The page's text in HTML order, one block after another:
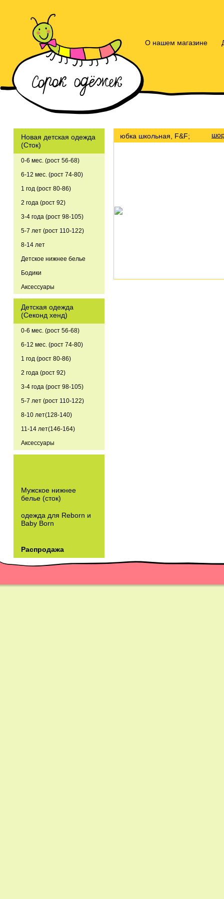
О нашем магазине
Новая детская одежда
(Сток)
0-6 мес. (рост 56-68)
6-12 мес. (рост 74-80)
1 год (рост 80-86)
2 года (рост 92)
3-4 года (рост 98-105)
5-7 лет (рост 110-122)
8-14 лет
Детское нижнее белье
Бодики
Аксессуары
Детская одежда
(Секонд хенд)
0-6 мес. (рост 56-68)
6-12 мес. (рост 74-80)
1 год (рост 80-86)
2 года (рост 92)
3-4 года (рост 98-105)
5-7 лет (рост 110-122)
8-10 лет(128-140)
11-14 лет(146-164)
Аксессуары
Мужское нижнее
белье (сток)
одежда для Reborn и
Baby Born
Распродажа
юбка школьная, F&F;